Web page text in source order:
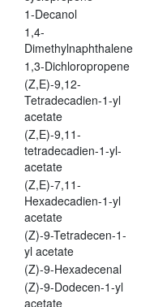
1-Decanol
1,4-
Dimethylnaphthalene
1,3-Dichloropropene
(Z,E)-9,12-
Tetradecadien-1-yl
acetate
(Z,E)-9,11-
tetradecadien-1-yl-
acetate
(Z,E)-7,11-
Hexadecadien-1-yl
acetate
(Z)-9-Tetradecen-1-
yl acetate
(Z)-9-Hexadecenal
(Z)-9-Dodecen-1-yl
acetate